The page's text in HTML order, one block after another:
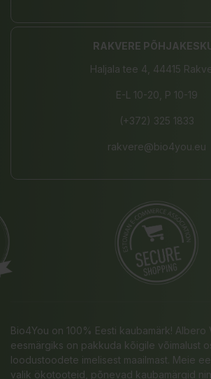
RAKVERE
Haljala tee 4, 44415
E-L 10-20, P 10-19
(+372) 325 1833
rakvere@bio4you.eu
Bio4You on 100% Eesti kaubamärk! Albero
eesmärgiks on pakkuda kõigile võimalust
loodustoodete imelisest maailmast. Meie
valik ökotooteid, põnevad kaubamärgid